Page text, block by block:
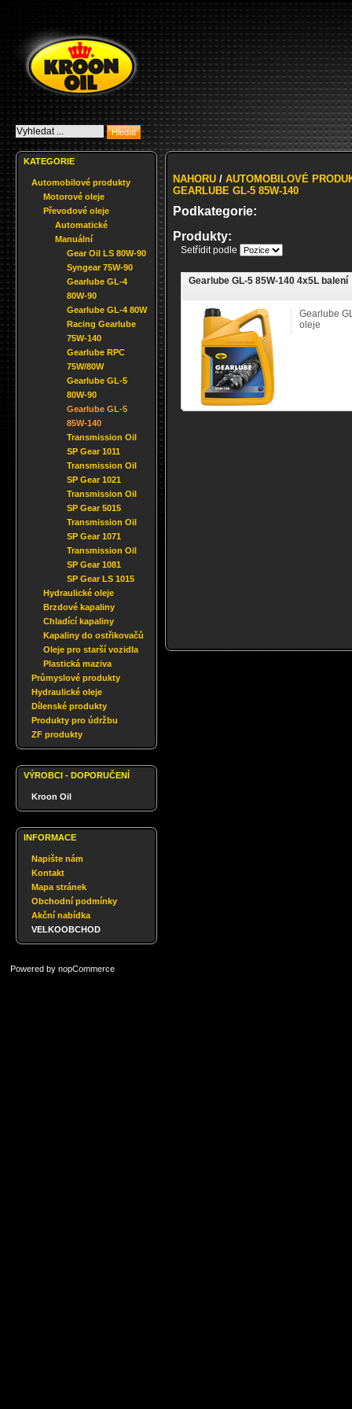
KATEGORIE
Automobilové produkty
Motorové oleje
Převodové oleje
Automatické
Manuální
Gear Oil LS 80W-90
Syngear 75W-90
Gearlube GL-4
80W-90
Gearlube GL-4 80W
Racing Gearlube
75W-140
Gearlube RPC
75W/80W
Gearlube GL-5
80W-90
Gearlube GL-5
85W-140
Transmission Oil
SP Gear 1011
Transmission Oil
SP Gear 1021
Transmission Oil
SP Gear 5015
Transmission Oil
SP Gear 1071
Transmission Oil
SP Gear 1081
SP Gear LS 1015
Hydraulické oleje
Brzdové kapaliny
Chladící kapaliny
Kapaliny do ostřikovačů
Oleje pro starší vozidla
Plastická maziva
Průmyslové produkty
Hydraulické oleje
Dílenské produkty
Produkty pro údržbu
ZF produkty
VÝROBCI - DOPORUČENÍ
Kroon Oil
INFORMACE
Napište nám
Kontakt
Mapa stránek
Obchodní podmínky
Akční nabídka
VELKOOBCHOD
NAHORU / AUTOMOBILOVÉ
GEARLUBE GL-5 85W-140
Podkategorie:
Produkty:
Setřídit podle
Gearlube GL-5 85W-140 4x5L balení
Gearlube
oleje
Powered by nopCommerce